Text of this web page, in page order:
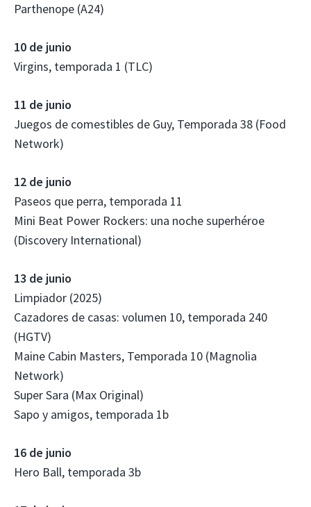
Parthenope (A24)
10 de junio
Virgins, temporada 1 (TLC)
11 de junio
Juegos de comestibles de Guy, Temporada 38 (Food
Network)
12 de junio
Paseos que perra, temporada 11
Mini Beat Power Rockers: una noche superhéroe
(Discovery International)
13 de junio
Limpiador (2025)
Cazadores de casas: volumen 10, temporada 240
(HGTV)
Maine Cabin Masters, Temporada 10 (Magnolia
Network)
Super Sara (Max Original)
Sapo y amigos, temporada 1b
16 de junio
Hero Ball, temporada 3b